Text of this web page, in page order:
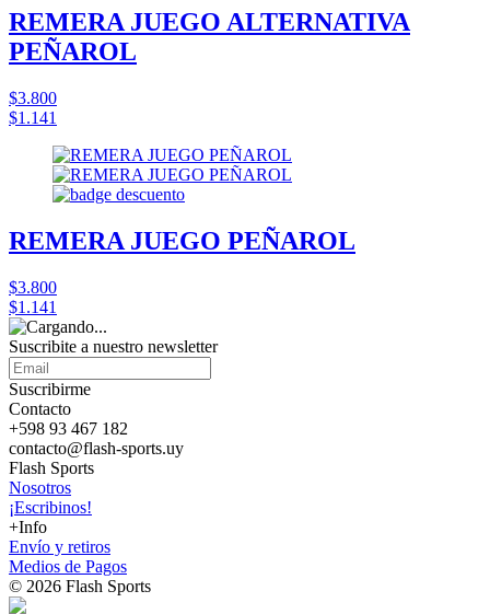
REMERA JUEGO ALTERNATIVA
PEÑAROL
$3.800
$1.141
REMERA JUEGO PEÑAROL
$3.800
$1.141
Suscribite a nuestro newsletter
Suscribirme
Contacto
+598 93 467 182
contacto@flash-sports.uy
Flash Sports
Nosotros
¡Escribinos!
+Info
Envío y retiros
Medios de Pagos
© 2026 Flash Sports